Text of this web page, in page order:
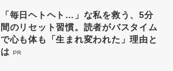
「毎日ヘトヘト…」な私を救う、5分
間のリセット習慣。読者がバスタイム
で心も体も「生まれ変われた」理由と
は PR